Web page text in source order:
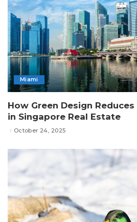
Miami
How Green Design
in Singapore Real Estate
October 24, 2025